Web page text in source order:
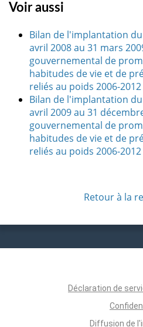
Voir aussi
Bilan de l'implantation
avril 2008 au 31 mars
gouvernemental de
habitudes de vie et de
reliés au poids 2006-
Bilan de l'implantation
avril 2009 au 31
gouvernemental de
habitudes de vie et de
reliés au poids 2006-
Retour à la
Déclaration de
Diffusion de